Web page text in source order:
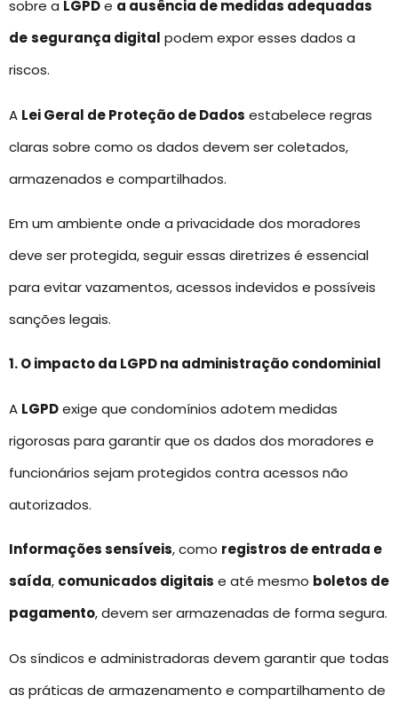
sobre a LGPDe a ausência de medidas adequadas
desegurança digital podem expor esses dados a
riscos.
A Lei Geral de Proteção de Dados estabelece regras
claras sobre como os dados devem ser coletados,
armazenados e compartilhados.
Em um ambiente onde a privacidade dos moradores
deve ser protegida, seguir essas diretrizes é essencial
para evitar vazamentos, acessos indevidos e possíveis
sanções legais.
1. O impacto da LGPD na administração condominial
A LGPDexige que condomínios adotem medidas
rigorosas para garantir que os dados dos moradores e
funcionários sejam protegidos contra acessos não
autorizados.
Informações sensíveis, como registros de entrada e
saída, comunicados digitais e até mesmo boletos de
pagamento, devem ser armazenadas de forma segura.
Os síndicos e administradoras devem garantir que todas
as práticas de armazenamento e compartilhamento de